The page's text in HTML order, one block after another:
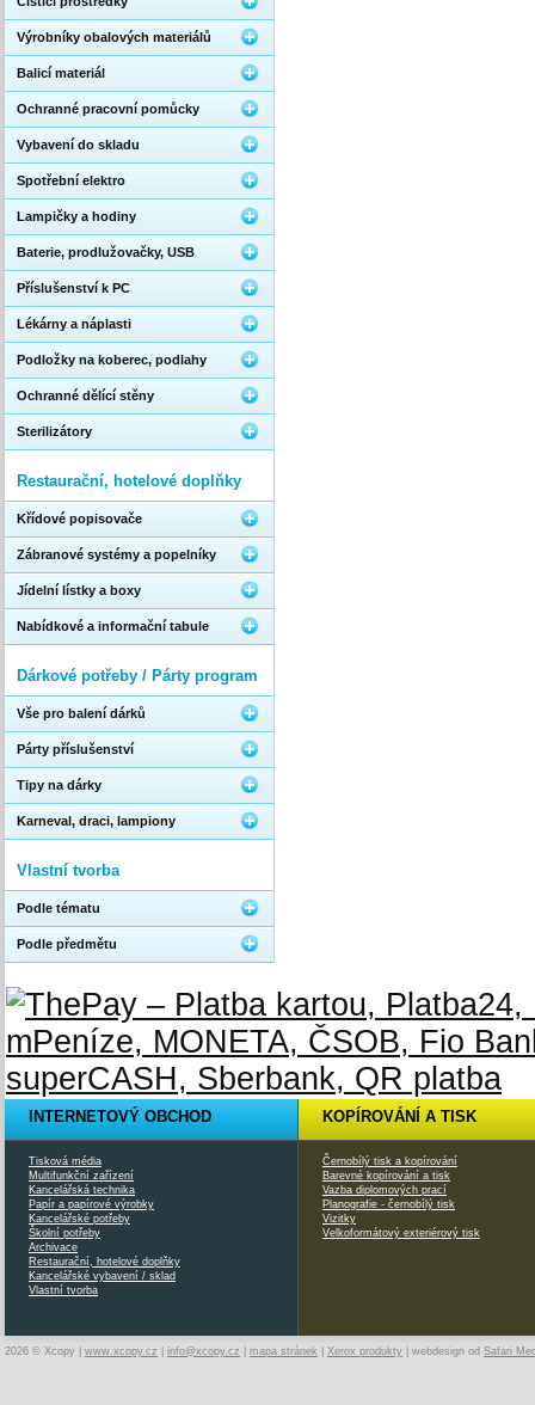
Výrobníky obalových materiálů
Balicí materiál
Ochranné pracovní pomůcky
Vybavení do skladu
Spotřební elektro
Lampičky a hodiny
Baterie, prodlužovačky, USB
Příslušenství k PC
Lékárny a náplasti
Podložky na koberec, podlahy
Ochranné dělící stěny
Sterilizátory
Restaurační, hotelové doplňky
Křídové popisovače
Zábranové systémy a popelníky
Jídelní lístky a boxy
Nabídkové a informační tabule
Dárkové potřeby / Párty program
Vše pro balení dárků
Párty příslušenství
Tipy na dárky
Karneval, draci, lampiony
Vlastní tvorba
Podle tématu
Podle předmětu
INTERNETOVÝ OBCHOD
Tisková média
Multifunkční zařízení
Kancelářská technika
Papír a papírové výrobky
Kancelářské potřeby
Školní potřeby
Archivace
Restaurační, hotelové doplňky
Kancelářské vybavení / sklad
Vlastní tvorba
KOPÍROVÁNÍ A TISK
Černobílý tisk a kopírování
Barevné kopírování a tisk
Vazba diplomových prací
Planografie - černobílý tisk
Vizitky
Velkoformátový exteriérový tisk
2026 © Xcopy | www.xcopy.cz info@xcopy.cz mapa stránek Xerox produkty | webdesign od Safari